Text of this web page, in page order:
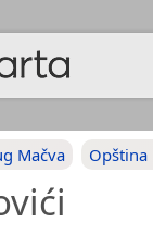
Mačva Opština